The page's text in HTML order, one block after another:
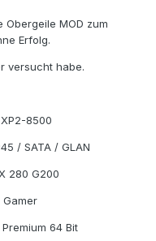
MOD zum
Erfolg.
versucht habe.
8500
/ SATA / GLAN
280 G200
Gamer
64 Bit